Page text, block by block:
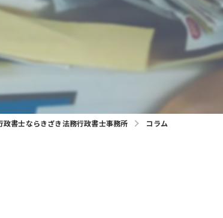
政書士ならきざき法務行政書士事務所 コラム